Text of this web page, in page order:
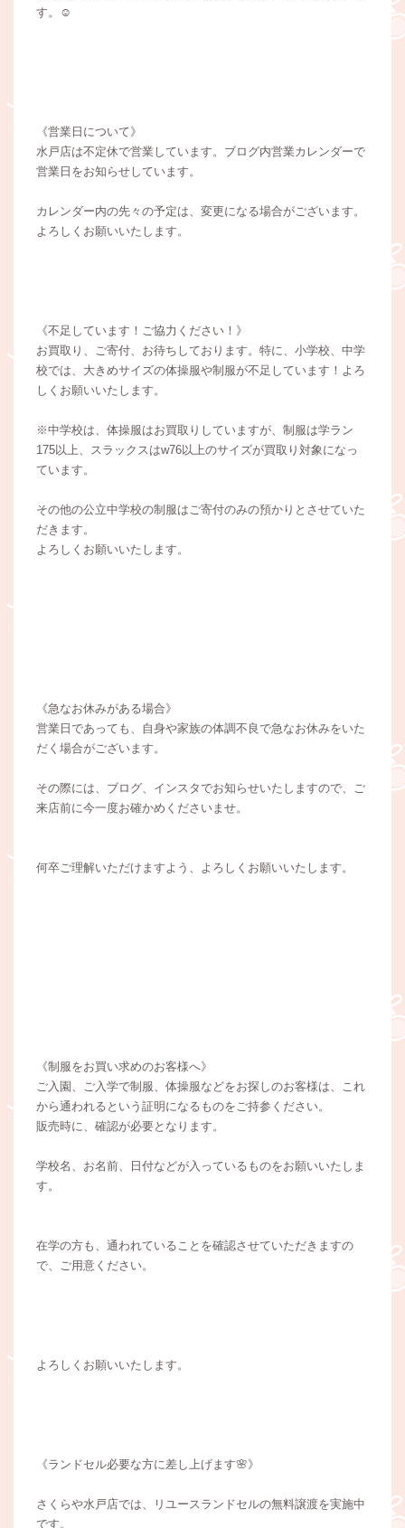
す。☺️
《営業日について》
水戸店は不定休で営業しています。ブログ内営業カレンダーで
営業日をお知らせしています。
カレンダー内の先々の予定は、変更になる場合がございます。
よろしくお願いいたします。
《不足しています！ご協力ください！》
お買取り、ご寄付、お待ちしております。特に、小学校、中学
校では、大きめサイズの体操服や制服が不足しています！よろ
しくお願いいたします。
※中学校は、体操服はお買取りしていますが、制服は学ラン
175以上、スラックスはw76以上のサイズが買取り対象になっ
ています。
その他の公立中学校の制服はご寄付のみの預かりとさせていた
だきます。
よろしくお願いいたします。
《急なお休みがある場合》
営業日であっても、自身や家族の体調不良で急なお休みをいた
だく場合がございます。
その際には、ブログ、インスタでお知らせいたしますので、ご
来店前に今一度お確かめくださいませ。
何卒ご理解いただけますよう、よろしくお願いいたします。
《制服をお買い求めのお客様へ》
ご入園、ご入学で制服、体操服などをお探しのお客様は、これ
から通われるという証明になるものをご持参ください。
販売時に、確認が必要となります。
学校名、お名前、日付などが入っているものをお願いいたしま
す。
在学の方も、通われていることを確認させていただきますの
で、ご用意ください。
よろしくお願いいたします。
《ランドセル必要な方に差し上げます🌸》
さくらや水戸店では、リユースランドセルの無料譲渡を実施中
です。